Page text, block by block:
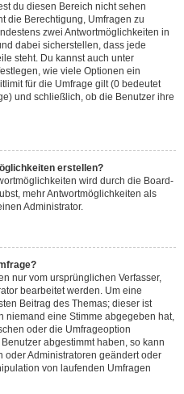
du diesen Bereich nicht sehen
die Berechtigung, Umfragen zu
zwei Antwortmöglichkeiten in
dabei sicherstellen, dass jede
steht. Du kannst auch unter
wie viele Optionen ein
für die Umfrage gilt (0 bedeutet
und schließlich, ob die Benutzer ihre
erstellen?
wird durch die Board-
mehr Antwortmöglichkeiten als
Administrator.
nur vom ursprünglichen Verfasser,
bearbeitet werden. Um eine
Beitrag des Themas; dieser ist
niemand eine Stimme abgegeben hat,
oder die Umfrageoption
abgestimmt haben, so kann
oder Administratoren geändert oder
von laufenden Umfragen